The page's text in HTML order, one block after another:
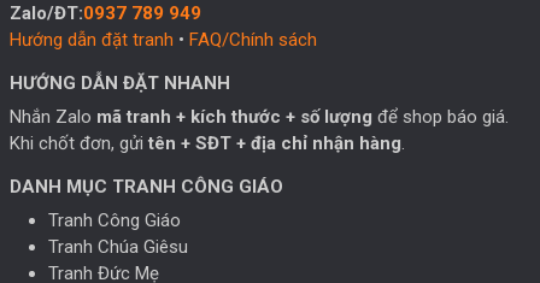
Zalo/ĐT:0937 789 949
Hướng dẫn đặt tranh • FAQ/Chính sách
HƯỚNG DẪN ĐẶT NHANH
Nhắn Zalo mã tranh + kích thước + số lượng để shop báo giá.
Khi chốt đơn, gửi tên + SĐT + địa chỉ nhận hàng.
DANH MỤC TRANH CÔNG GIÁO
Tranh Công Giáo
Tranh Chúa Giêsu
Tranh Đức Mẹ